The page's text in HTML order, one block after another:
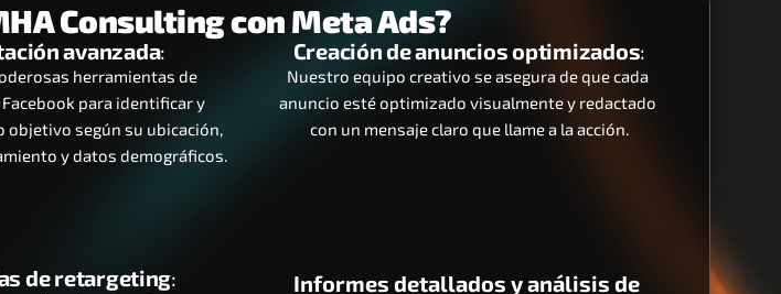
Consulting con Meta Ads?
avanzada:
herramientas de
para identificar y
objetivo según su ubicación,
y datos demográficos.
Creación de anuncios optimizados:
Nuestro equipo creativo se asegura de que cada
anuncio esté optimizado visualmente y redactado
con un mensaje claro que llame a la acción.
de retargeting:
Informes detallados y análisis de